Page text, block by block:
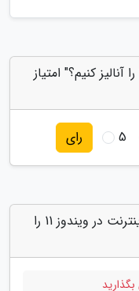
به "چگونه مصرف اینترنت در ویندوز 11 را آنالیز کنیم؟" امتیاز
5 رای
دیدگاه های مرتبط با "چگونه مصرف اینترنت در ویندوز 11 را